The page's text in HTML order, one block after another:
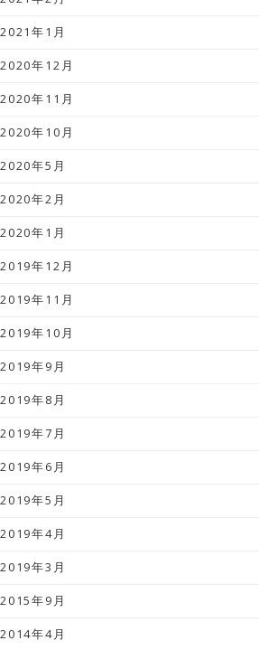
2021年1月
2020年12月
2020年11月
2020年10月
2020年5月
2020年2月
2020年1月
2019年12月
2019年11月
2019年10月
2019年9月
2019年8月
2019年7月
2019年6月
2019年5月
2019年4月
2019年3月
2015年9月
2014年4月